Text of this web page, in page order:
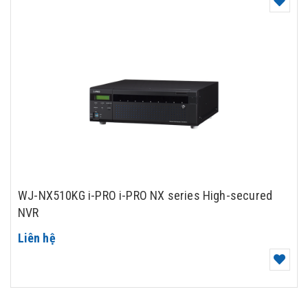
WJ-NX510KG i-PRO i-PRO NX series High-secured
NVR
Liên hệ